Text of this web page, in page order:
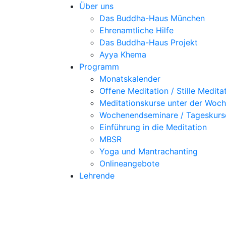
Über uns
Das Buddha-Haus München
Ehrenamtliche Hilfe
Das Buddha-Haus Projekt
Ayya Khema
Programm
Monatskalender
Offene Meditation / Stille
Meditationskurse unter der
Wochenendseminare /
Einführung in die Meditation
MBSR
Yoga und Mantrachanting
Onlineangebote
Lehrende